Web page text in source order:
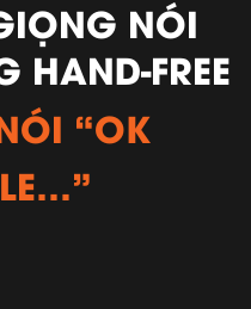
NÓI
FREE
“OK